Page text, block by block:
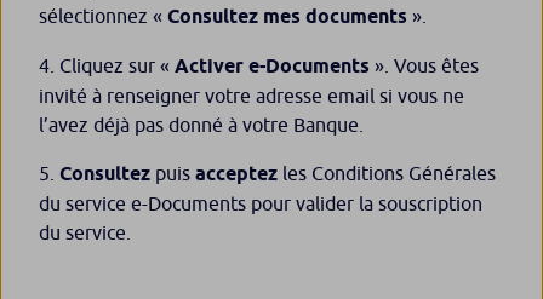
sélectionnez « Consultez mes documents ».
Cliquez sur « Activer e-Documents ». Vous êtes
invité à renseigner votre adresse email si vous ne
l’avez déjà pas donné à votre Banque.
Consultez puis acceptez les Conditions Générales
du service e-Documents pour valider la souscription
du service.